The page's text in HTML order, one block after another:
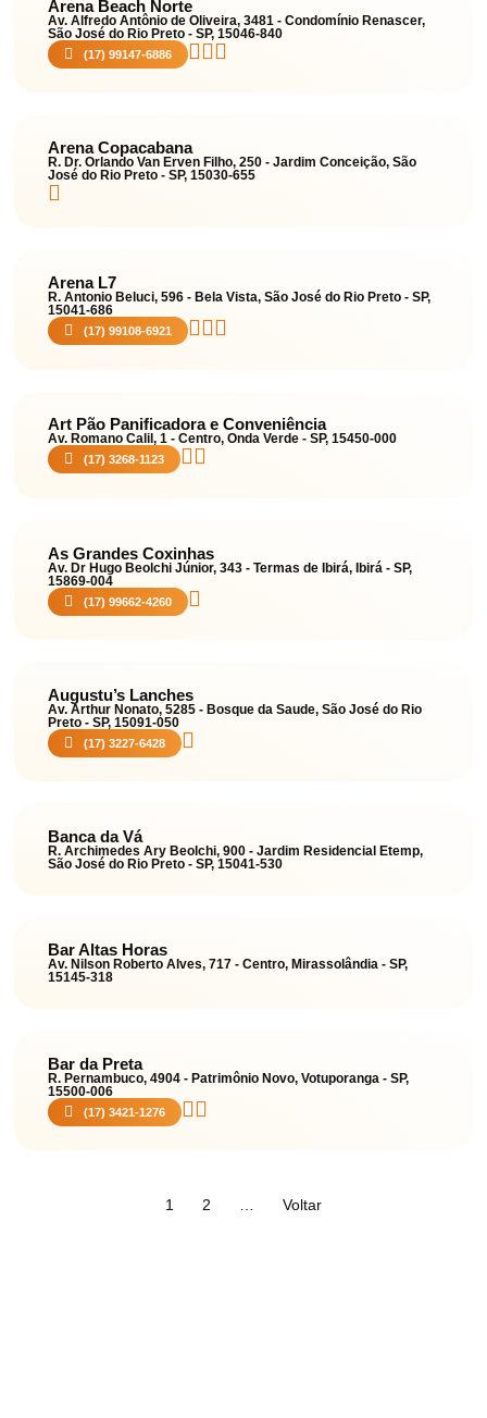
Arena Beach Norte
Av. Alfredo Antônio de Oliveira, 3481 - Condomínio Renascer,
São José do Rio Preto - SP, 15046-840
(17) 99147-6886
Arena Copacabana
R. Dr. Orlando Van Erven Filho, 250 - Jardim Conceição, São
José do Rio Preto - SP, 15030-655
Arena L7
R. Antonio Beluci, 596 - Bela Vista, São José do Rio Preto - SP,
15041-686
(17) 99108-6921
Art Pão Panificadora e Conveniência
Av. Romano Calil, 1 - Centro, Onda Verde - SP, 15450-000
(17) 3268-1123
As Grandes Coxinhas
Av. Dr Hugo Beolchi Júnior, 343 - Termas de Ibirá, Ibirá - SP,
15869-004
(17) 99662-4260
Augustu’s Lanches
Av. Arthur Nonato, 5285 - Bosque da Saude, São José do Rio
Preto - SP, 15091-050
(17) 3227-6428
Banca da Vá
R. Archimedes Ary Beolchi, 900 - Jardim Residencial Etemp,
São José do Rio Preto - SP, 15041-530
Bar Altas Horas
Av. Nilson Roberto Alves, 717 - Centro, Mirassolândia - SP,
15145-318
Bar da Preta
R. Pernambuco, 4904 - Patrimônio Novo, Votuporanga - SP,
15500-006
(17) 3421-1276
1 2 Voltar